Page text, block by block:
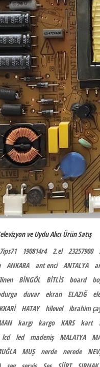
ve Uydu Alıcı Ürün Satış
190814r4 2.el 23257900
ANKARA ant enci ANTALYA
BİNGÖL BİTLİS board
duvar ekran ELAZIĞ
HATAY hilevel ibrahim
kargı kargo KARS kart
lcd led madeniş MALATYA
MUŞ nerde nerede